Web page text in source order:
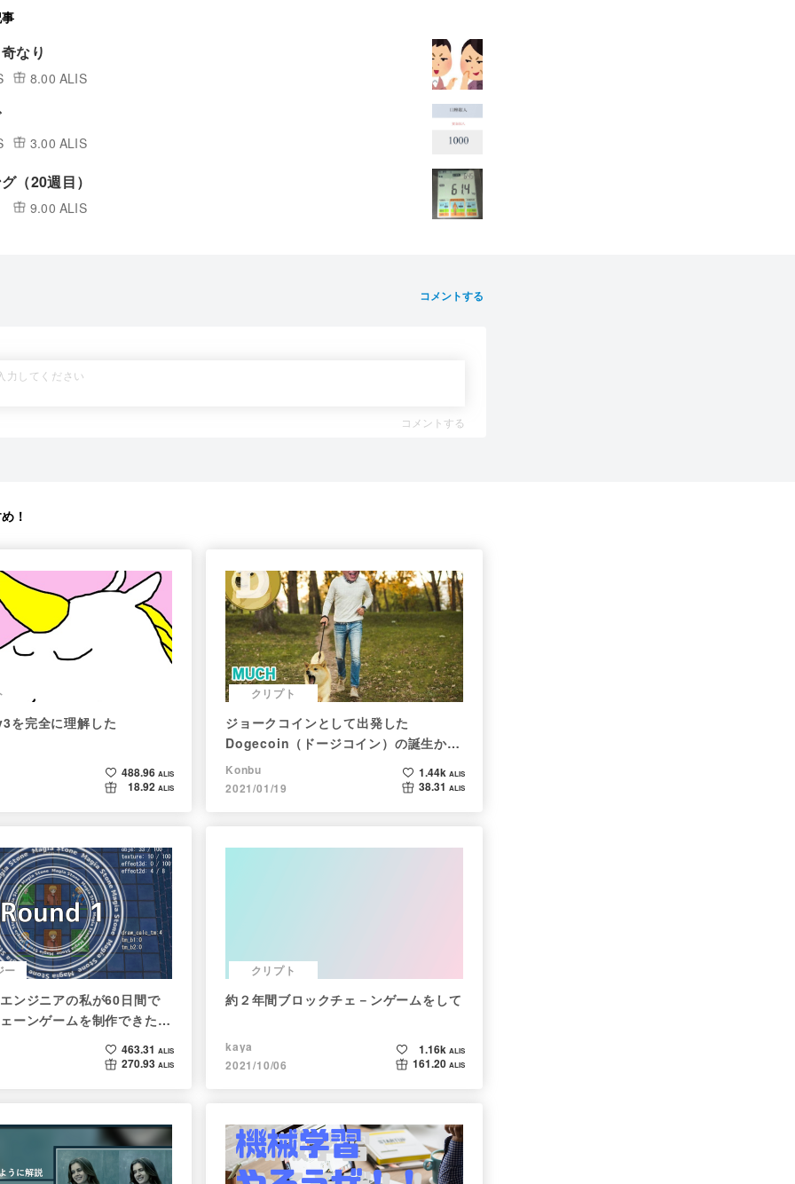
なり
8.00 ALIS
3.00 ALIS
（20週目）
9.00 ALIS
コメントする
コメントする
！
を完全に理解した
488.96 ALIS
18.92 ALIS
クリプト
ジョークコインとして出発した
Dogecoin（ドージコイン）の誕生から
現在まで。注目される非証券性🐶
Konbu
2021/01/19
1.44k ALIS
38.31 ALIS
ー
ンジニアの私が60日間で
ーンゲームを制作できたの
463.31 ALIS
270.93 ALIS
クリプト
約２年間ブロックチェ－ンゲームをして
kaya
2021/10/06
1.16k ALIS
161.20 ALIS